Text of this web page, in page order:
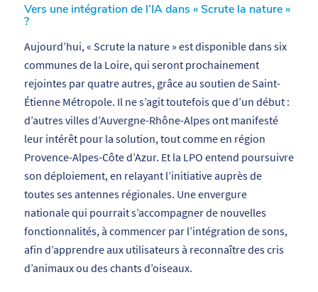
Vers une intégration de l’IA dans « Scrute la nature »
?
Aujourd’hui, « Scrute la nature » est disponible dans six
communes de la Loire, qui seront prochainement
rejointes par quatre autres, grâce au soutien de Saint-
Étienne Métropole. Il ne s’agit toutefois que d’un début :
d’autres villes d’Auvergne-Rhône-Alpes ont manifesté
leur intérêt pour la solution, tout comme en région
Provence-Alpes-Côte d’Azur. Et la LPO entend poursuivre
son déploiement, en relayant l’initiative auprès de
toutes ses antennes régionales. Une envergure
nationale qui pourrait s’accompagner de nouvelles
fonctionnalités, à commencer par l’intégration de sons,
afin d’apprendre aux utilisateurs à reconnaître des cris
d’animaux ou des chants d’oiseaux.